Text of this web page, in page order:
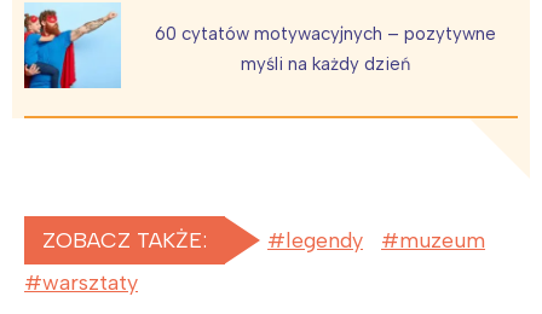
60 cytatów motywacyjnych – pozytywne
myśli na każdy dzień
ZOBACZ TAKŻE: legendy
muzeum
warsztaty